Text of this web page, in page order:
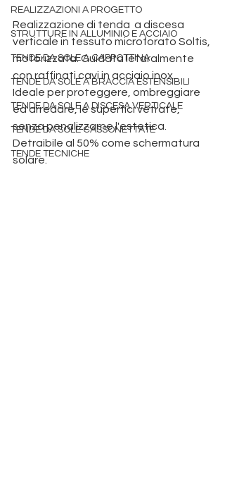
REALIZZAZIONI A PROGETTO
STRUTTURE IN ALLUMINIO E ACCIAIO
TENDE DA SOLE A CAPPOTTINA
TENDE DA SOLE A BRACCIA ESTENSIBILI
TENDE DA SOLE A DISCESA VERTICALE
TENDE DA SOLE CASSONETTATE
TENDE TECNICHE
Realizzazione di tenda  a discesa
verticale in tessuto microforato Soltis,
motorizzata. Guidata letaralmente
con raffinati cavi in acciaio inox.
Ideale per proteggere, ombreggiare
ed arredare, le superfici vetrate,
senza penalizzarne l'estetica.
Detraibile al 50% come schermatura
solare. produzione pergole padova